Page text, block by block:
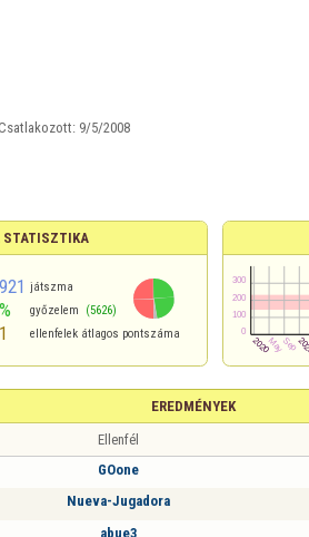
9/5/2008
STATISZTIKA
játszma
győzelem (5626)
ellenfelek átlagos pontszáma
EREDMÉNYEK
Ellenfél
GOone
Nueva-Jugadora
abue3